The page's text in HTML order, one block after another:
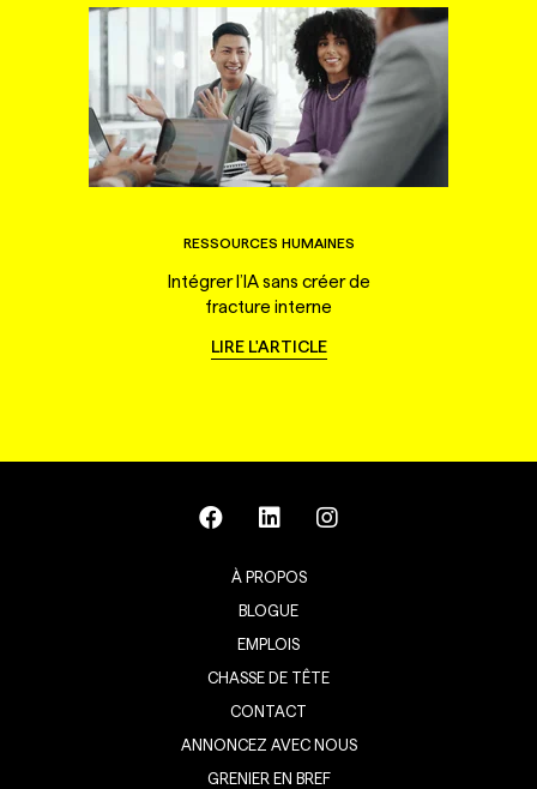
RESSOURCES HUMAINES
Intégrer l’IA sans créer de
fracture interne
LIRE L'ARTICLE
À PROPOS
BLOGUE
EMPLOIS
CHASSE DE TÊTE
CONTACT
ANNONCEZ AVEC NOUS
GRENIER EN BREF